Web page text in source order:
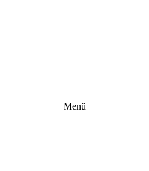
Menü